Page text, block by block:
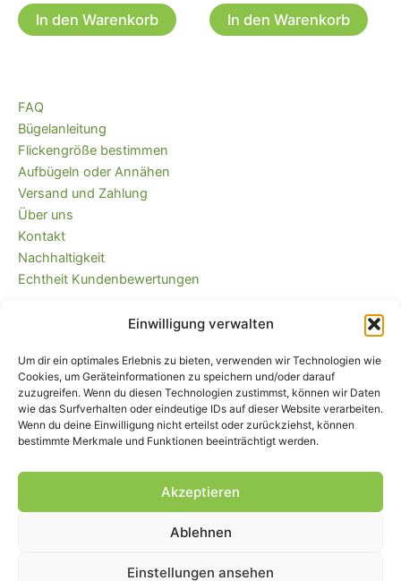
Einwilligung verwalten
Um dir ein optimales Erlebnis zu bieten, verwenden wir Technologien wie
Cookies, um Geräteinformationen zu speichern und/oder darauf
zuzugreifen. Wenn du diesen Technologien zustimmst, können wir Daten
wie das Surfverhalten oder eindeutige IDs auf dieser Website verarbeiten.
Wenn du deine Einwilligung nicht erteilst oder zurückziehst, können
bestimmte Merkmale und Funktionen beeinträchtigt werden.
Akzeptieren
Ablehnen
Einstellungen ansehen
In den Warenkorb In den Warenkorb
FAQ
Bügelanleitung
Flickengröße bestimmen
Aufbügeln oder Annähen
Versand und Zahlung
Über uns
Kontakt
Nachhaltigkeit
Echtheit Kundenbewertungen
Kaufvertrag widerrufen
Versandkostenfrei ab 35 EUR (DE) und
immer plastikfrei verpackt!
Widerrufsbelehrung und -formular
© Piratenbande - Hosenflicken, Knieflicken, Bügelflicken, 2026